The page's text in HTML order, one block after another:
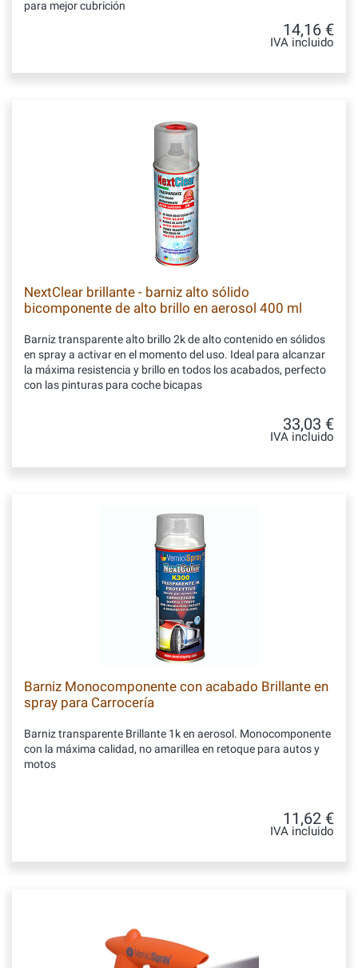
para mejor cubrición
14,16 €
IVA incluido
NextClear brillante - barniz alto sólido
bicomponente de alto brillo en aerosol 400 ml
Barniz transparente alto brillo 2k de alto contenido en sólidos
en spray a activar en el momento del uso. Ideal para alcanzar
la máxima resistencia y brillo en todos los acabados, perfecto
con las pinturas para coche bicapas
33,03 €
IVA incluido
Barniz Monocomponente con acabado Brillante en
spray para Carrocería
Barniz transparente Brillante 1k en aerosol. Monocomponente
con la máxima calidad, no amarillea en retoque para autos y
motos
11,62 €
IVA incluido